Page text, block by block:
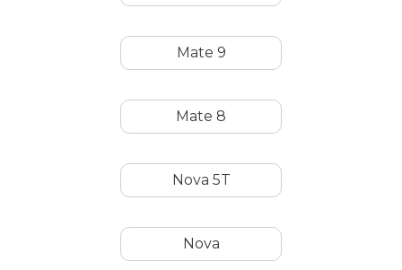
Mate 9
Mate 8
Nova 5T
Nova